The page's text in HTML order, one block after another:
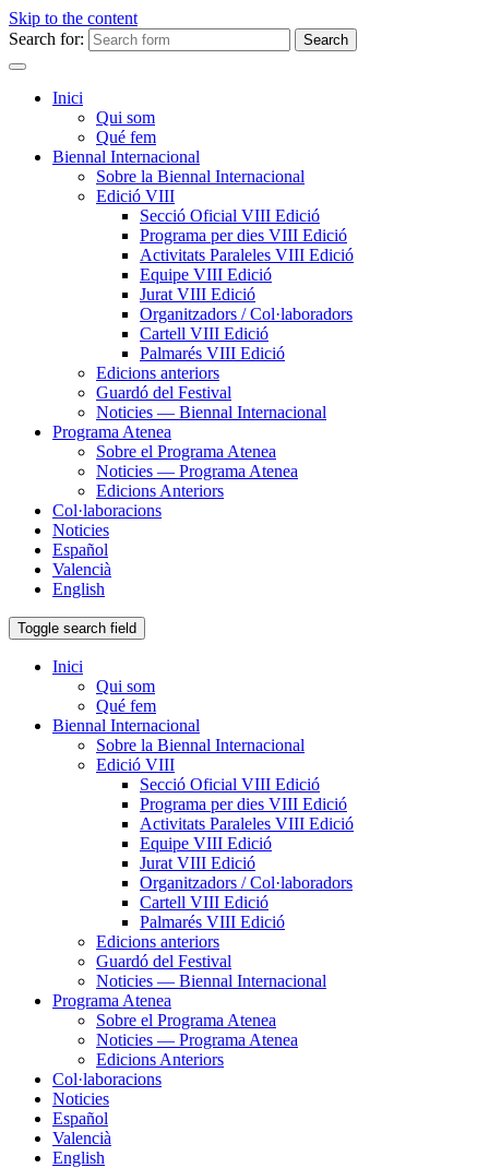
Skip to the content
Search for:
Inici
Qui som
Qué fem
Biennal Internacional
Sobre la Biennal Internacional
Edició VIII
Secció Oficial VIII Edició
Programa per dies VIII Edició
Activitats Paraleles VIII Edició
Equipe VIII Edició
Jurat VIII Edició
Organitzadors / Col·laboradors
Cartell VIII Edició
Palmarés VIII Edició
Edicions anteriors
Guardó del Festival
Noticies — Biennal Internacional
Programa Atenea
Sobre el Programa Atenea
Noticies — Programa Atenea
Edicions Anteriors
Col·laboracions
Noticies
Español
Valencià
English
Toggle search field
Inici
Qui som
Qué fem
Biennal Internacional
Sobre la Biennal Internacional
Edició VIII
Secció Oficial VIII Edició
Programa per dies VIII Edició
Activitats Paraleles VIII Edició
Equipe VIII Edició
Jurat VIII Edició
Organitzadors / Col·laboradors
Cartell VIII Edició
Palmarés VIII Edició
Edicions anteriors
Guardó del Festival
Noticies — Biennal Internacional
Programa Atenea
Sobre el Programa Atenea
Noticies — Programa Atenea
Edicions Anteriors
Col·laboracions
Noticies
Español
Valencià
English